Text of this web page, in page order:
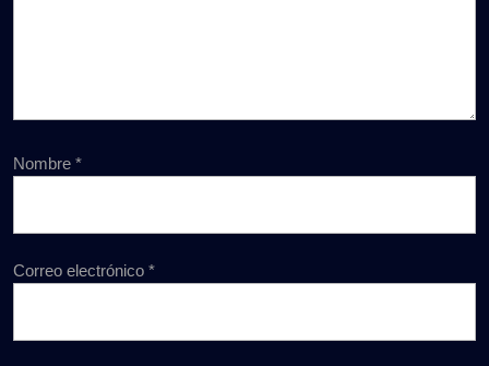
Nombre *
Correo electrónico *